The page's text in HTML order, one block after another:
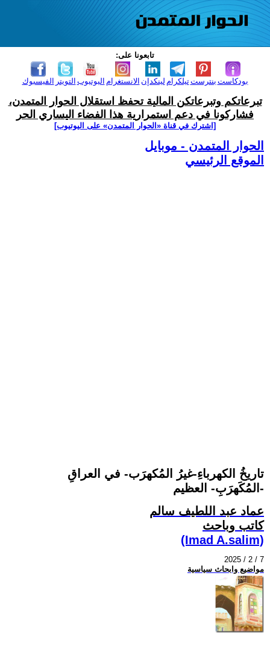
تابعونا على:
الفيسبوك التويتر اليوتيوب الانستغرام لينكدإن تيلكرامبنترست بودكاست
تبرعاتكم وتبرعاتكن المالية تحفظ استقلال الحوار المتمدن،
فشاركونا في دعم استمرارية هذا الفضاء اليساري الحر
[اشترك في قناة ‫«الحوار المتمدن» على اليوتيوب]
الحوار المتمدن - موبايل
الموقع الرئيسي
تاريخُ الكهرباءِ-غيرُ المُكهرَب- في العراقِ
-المُكَهرَبِ- العظيم
عماد عبد اللطيف سالم
كاتب وباحث
(Imad A.salim)
2025 / 2 / 7
مواضيع وابحاث سياسية